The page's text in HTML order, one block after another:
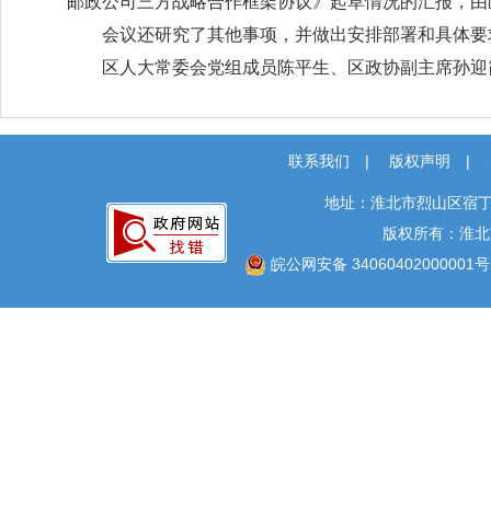
会议还研究了其他事项，并做出安排部署和具体
区人大常委会党组成员陈平生、区政协副主席孙
联系我们 | 版权声明 |
地址：淮北市烈山区宿
版权所有：淮
皖公网安备 34060402000001号